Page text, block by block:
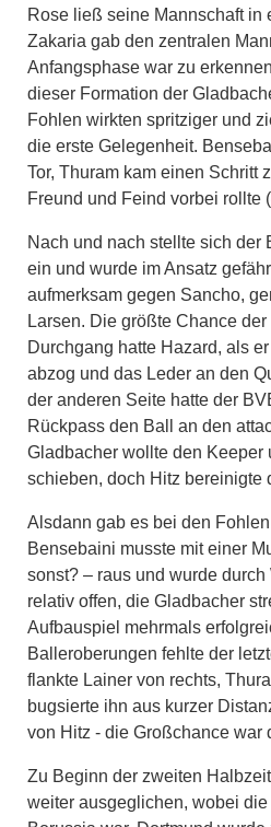
Rose ließ seine Mannschaft in
Zakaria gab den zentralen
Anfangsphase war zu
dieser Formation der
Fohlen wirkten spritziger und
die erste Gelegenheit.
Tor, Thuram kam einen Schritt
Freund und Feind vorbei rollte
Nach und nach stellte sich der
ein und wurde im Ansatz
aufmerksam gegen Sancho,
Larsen. Die größte Chance
Durchgang hatte Hazard, als
abzog und das Leder an den
der anderen Seite hatte der
Rückpass den Ball an den
Gladbacher wollte den Keeper
schieben, doch Hitz bereinigte
Alsdann gab es bei den
Bensebaini musste mit einer
sonst? – raus und wurde
relativ offen, die Gladbacher
Aufbauspiel mehrmals
Balleroberungen fehlte der
flankte Lainer von rechts,
bugsierte ihn aus kurzer
von Hitz - die Großchance war
Zu Beginn der zweiten
weiter ausgeglichen, wobei